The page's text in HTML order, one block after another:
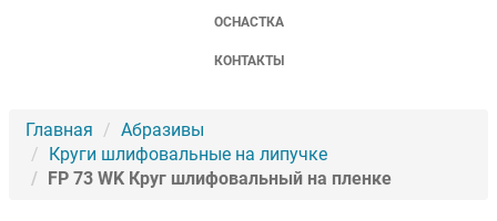
ОСНАСТКА
КОНТАКТЫ
Главная
Абразивы
Круги шлифовальные на липучке
FP 73 WK Круг шлифовальный на пленке